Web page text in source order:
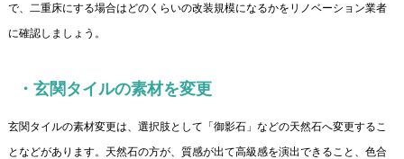
で、二重床にする場合はどのくらいの改装規模になるかをリノベーション業者
に確認しましょう。
・玄関タイルの素材を変更
玄関タイルの素材変更は、選択肢として「御影石」などの天然石へ変更するこ
となどがあります。天然石の方が、質感が出て高級感を演出できること、色合